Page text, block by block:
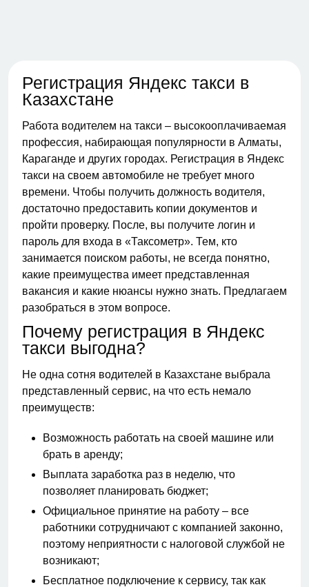
Регистрация Яндекс такси в
Казахстане
Работа водителем на такси – высокооплачиваемая
профессия, набирающая популярности в Алматы,
Караганде и других городах. Регистрация в Яндекс
такси на своем автомобиле не требует много
времени. Чтобы получить должность водителя,
достаточно предоставить копии документов и
пройти проверку. После, вы получите логин и
пароль для входа в «Таксометр». Тем, кто
занимается поиском работы, не всегда понятно,
какие преимущества имеет представленная
вакансия и какие нюансы нужно знать. Предлагаем
разобраться в этом вопросе.
Почему регистрация в Яндекс
такси выгодна?
Не одна сотня водителей в Казахстане выбрала
представленный сервис, на что есть немало
преимуществ:
Возможность работать на своей машине или
брать в аренду;
Выплата заработка раз в неделю, что
позволяет планировать бюджет;
Официальное принятие на работу – все
работники сотрудничают с компанией законно,
поэтому неприятности с налоговой службой не
возникают;
Бесплатное подключение к сервису, так как